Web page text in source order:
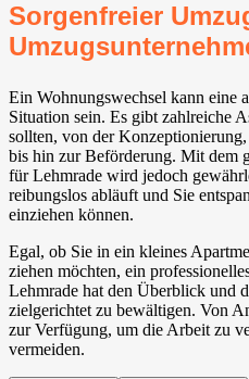
Sorgenfreier
Ein Wohnungswechsel kann eine
Situation sein. Es gibt zahlreiche
sollten, von der
bis hin zur Beförderung. Mit dem
für Lehmrade wird jedoch
reibungslos abläuft und Sie
einziehen können.
Egal, ob Sie in ein kleines
ziehen möchten, ein
Lehmrade hat den Überblick und
zielgerichtet zu bewältigen. Von
zur Verfügung, um die Arbeit zu
vermeiden.